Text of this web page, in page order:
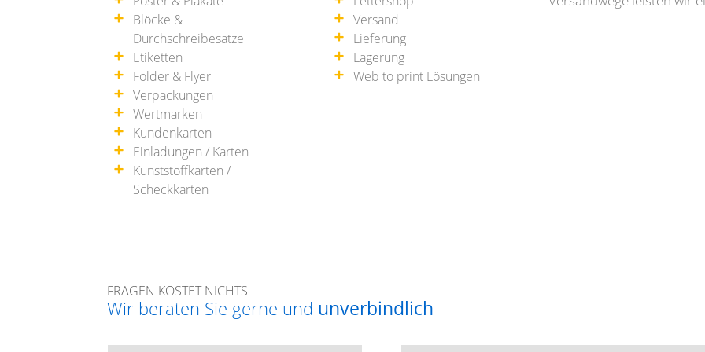
Blöcke &
Durchschreibesätze
Etiketten
Folder & Flyer
Verpackungen
Wertmarken
Kundenkarten
Einladungen / Karten
Kunststoffkarten /
Scheckkarten
Versand
Lieferung
Lagerung
Web to print Lösungen
FRAGEN KOSTET NICHTS
Wir beraten Sie gerne und unverbindlich